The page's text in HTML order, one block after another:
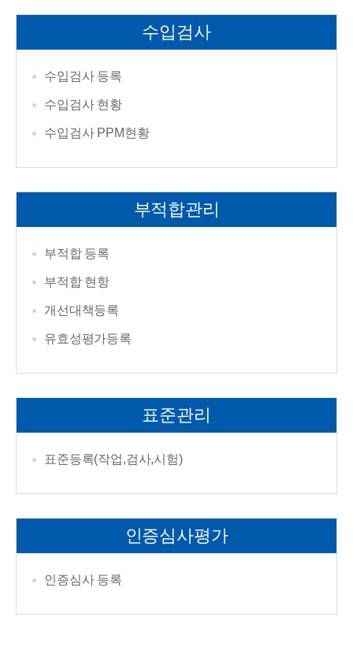
수입검사
수입검사 등록
수입검사 현황
수입검사 PPM현황
부적합관리
부적합 등록
부적합 현항
개선대책등록
유효성평가등록
표준관리
표준등록(작업,검사,시험)
인증심사평가
인증심사 등록